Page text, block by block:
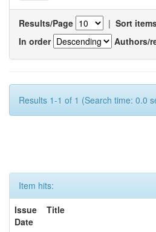
Results/Page | Sort
In order
Authors/
Results 1-1 of 1 (Search time: 0.0
Item hits:
Issue
Date
Title